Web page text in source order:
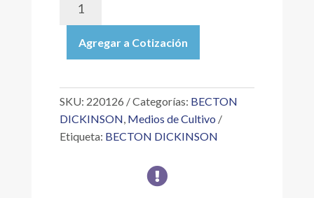
PLUS
AMIES
CHARC
cantidad
Agregar a Cotización
SKU: 220126 Categorías: BECTON
DICKINSON, Medios de Cultivo
Etiqueta: BECTON DICKINSON
